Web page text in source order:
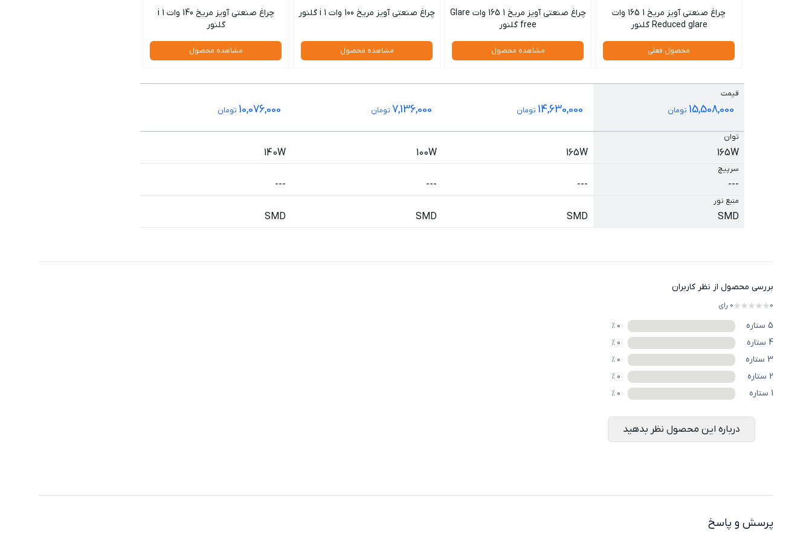
چراغ صنعتی آویز مریخ 1 165 وات
Reduced glare گلنور
محصول فعلی
چراغ صنعتی آویز مریخ 1 165 وات Glare
free گلنور
مشاهده محصول
چراغ صنعتی آویز مریخ 100 وات 1 i گلنور
مشاهده محصول
چراغ صنعتی آویز مریخ 140 وات 1 i
گلنور
مشاهده محصول
قیمت
15,508,000 تومان 14,630,000 تومان 7,136,000 تومان 10,076,000 تومان
توان
165W
165W
100W
140W
سرپیچ
---
---
---
---
منبع نور
SMD
SMD
SMD
SMD
بررسی محصول از نظر کاربران
0
0 رای
5 ستاره 0
%
4 ستاره 0
%
3 ستاره 0
%
2 ستاره 0
%
1 ستاره 0
%
درباره این محصول نظر بدهید
پرسش و پاسخ